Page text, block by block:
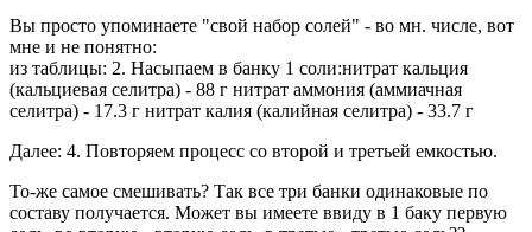
Вы просто упоминаете "свой набор солей" - во мн. числе, вот
мне и не понятно:
из таблицы: 2. Насыпаем в банку 1 соли:нитрат кальция
(кальциевая селитра) - 88 г нитрат аммония (аммиачная
селитра) - 17.3 г нитрат калия (калийная селитра) - 33.7 г
Далее: 4. Повторяем процесс со второй и третьей емкостью.
То-же самое смешивать? Так все три банки одинаковые по
составу получается. Может вы имеете ввиду в 1 баку первую